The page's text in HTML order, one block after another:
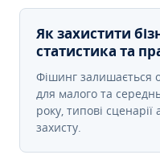
Як захистити
статистика та
Фішинг залишається
для малого та
року, типові
захисту.